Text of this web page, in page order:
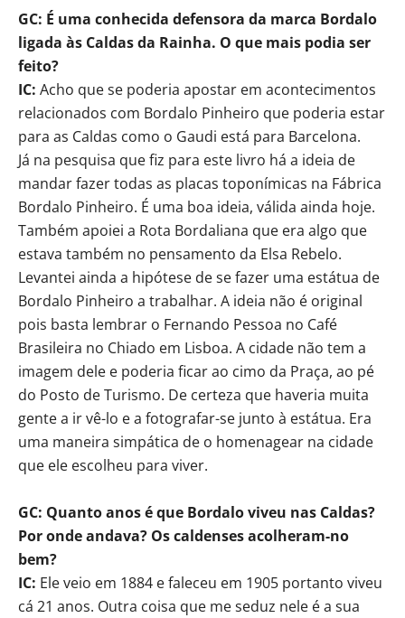
GC: É uma conhecida defensora da marca Bordalo
ligada às Caldas da Rainha. O que mais podia ser
feito?
IC: Acho que se poderia apostar em acontecimentos
relacionados com Bordalo Pinheiro que poderia estar
para as Caldas como o Gaudi está para Barcelona.
Já na pesquisa que fiz para este livro há a ideia de
mandar fazer todas as placas toponímicas na Fábrica
Bordalo Pinheiro. É uma boa ideia, válida ainda hoje.
Também apoiei a Rota Bordaliana que era algo que
estava também no pensamento da Elsa Rebelo.
Levantei ainda a hipótese de se fazer uma estátua de
Bordalo Pinheiro a trabalhar. A ideia não é original
pois basta lembrar o Fernando Pessoa no Café
Brasileira no Chiado em Lisboa. A cidade não tem a
imagem dele e poderia ficar ao cimo da Praça, ao pé
do Posto de Turismo. De certeza que haveria muita
gente a ir vê-lo e a fotografar-se junto à estátua. Era
uma maneira simpática de o homenagear na cidade
que ele escolheu para viver.
GC: Quanto anos é que Bordalo viveu nas Caldas?
Por onde andava? Os caldenses acolheram-no
bem?
IC: Ele veio em 1884 e faleceu em 1905 portanto viveu
cá 21 anos. Outra coisa que me seduz nele é a sua